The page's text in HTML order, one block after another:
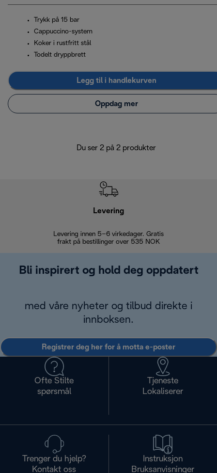
Trykk på 15 bar
Cappuccino-system
Koker i rustfritt stål
Todelt dryppbrett
Legg til i handlekurven
Oppdag mer
Du ser 2 på 2 produkter
Levering
Levering innen 5–6 virkedager. Gratis
frakt på bestillinger over 535 NOK
Bli inspirert og hold deg oppdatert
med våre nyheter og tilbud direkte i
innboksen.
Registrer deg her for å motta e-poster
Ofte Stilte
spørsmål
Tjeneste
Lokaliserer
Trenger du hjelp?
Kontakt oss
Instruksjon
Bruksanvisninger